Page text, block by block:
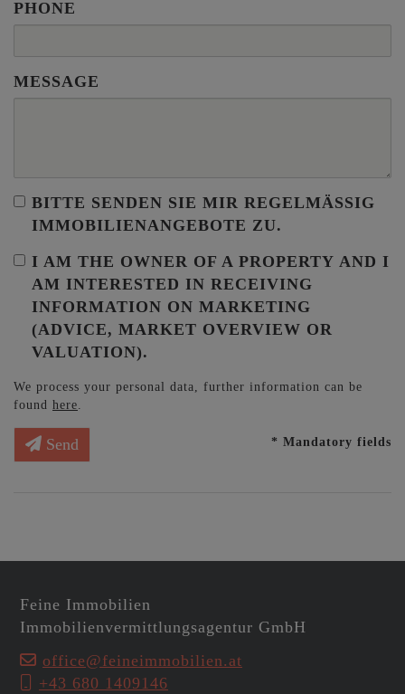
PHONE
MESSAGE
BITTE SENDEN SIE MIR REGELMÄSSIG I
MMOBILIENANGEBOTE ZU.
I AM THE OWNER OF A PROPERTY AND I
AM INTERESTED IN RECEIVING
INFORMATION ON MARKETING
(ADVICE, MARKET OVERVIEW OR
VALUATION).
We process your personal data, further information can be
found here
Send * Mandatory fields
Feine Immobilien
Immobilienvermittlungsagentur GmbH
office@feineimmobilien.at
+43 680 1409146